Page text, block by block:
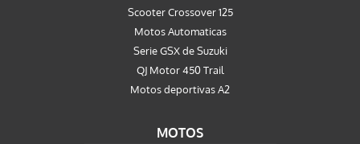
Scooter Crossover 125
Motos Automaticas
Serie GSX de Suzuki
QJ Motor 450 Trail
Motos deportivas A2
MOTOS